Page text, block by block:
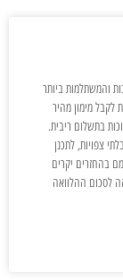
והמשתלמות ביותר
לקבל מימון מהיר
בתשלום ריבית.
צפויות, לתכנן
בהחזרים יקרים
לסכום ההלוואה